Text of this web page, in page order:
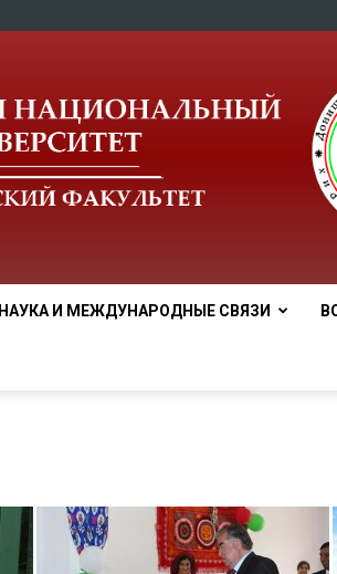
НАУКА И МЕЖДУНАРОДНЫЕ СВЯЗИ